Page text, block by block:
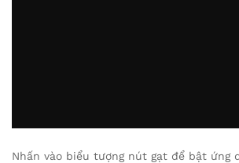
Nhấn vào biểu tượng nút gạt để bật ứng